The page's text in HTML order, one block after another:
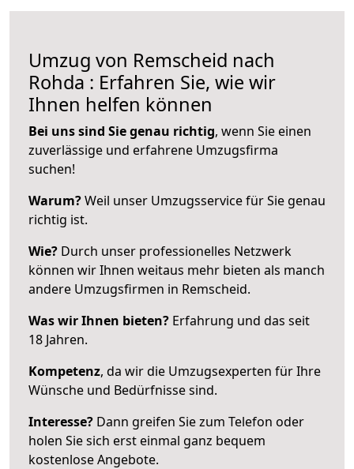
Umzug von Remscheid nach
Rohda : Erfahren Sie, wie wir
Ihnen helfen können
Bei uns sind Sie genau richtig, wenn Sie einen
zuverlässige und erfahrene Umzugsfirma
suchen!
Warum?Weil unser Umzugsservice für Sie genau
richtig ist.
Wie? Durch unser professionelles Netzwerk
können wir Ihnen weitaus mehr bieten als manch
andere Umzugsfirmen in Remscheid.
Was wir Ihnen bieten? Erfahrung und das seit
18 Jahren.
Kompetenz, da wir die Umzugsexperten für Ihre
Wünsche und Bedürfnisse sind.
Interesse? Dann greifen Sie zum Telefon oder
holen Sie sich erst einmal ganz bequem
kostenlose Angebote.